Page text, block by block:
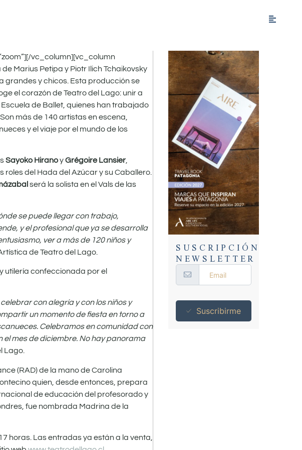
vc_column][vc_column
Marius Petipa y Piotr Ilich Tchaikovsky
grandes y chicos. Esta producción se
el corazón de Teatro del Lago: unir a
de Ballet, quienes han trabajado
. Son más de 140 artistas en escena,
y el viaje por el mundo de los
Sayoko HiranoyGrégoire Lansier,
del Hada del Azúcar y su Caballero.
será la solista en el Vals de las
se puede llegar con trabajo,
y el profesional que ya se desarrolla
ver a más de 120 niños y
de Teatro del Lago.
utilería confeccionada por el
con alegría y con los niños y
un momento de fiesta en torno a
​​Celebramos en comunidad con
mes de diciembre. No hay panorama
Lago.
(RAD) de la mano de Carolina
quien, desde entonces, prepara
de educación del profesorado y
fue nombrada Madrina de la
horas. Las entradas ya están a la venta,
SUSCRIPCIÓN
NEWSLETTER
Suscribirme